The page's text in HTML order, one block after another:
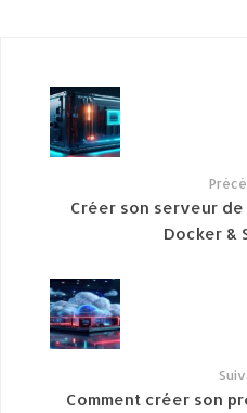
Créer son serveur
Docker &
Comment créer son